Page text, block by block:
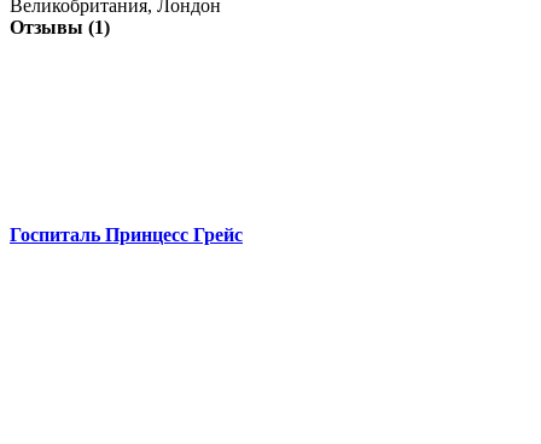
Великобритания, Лондон
Отзывы (1)
Госпиталь Принцесс Грейс